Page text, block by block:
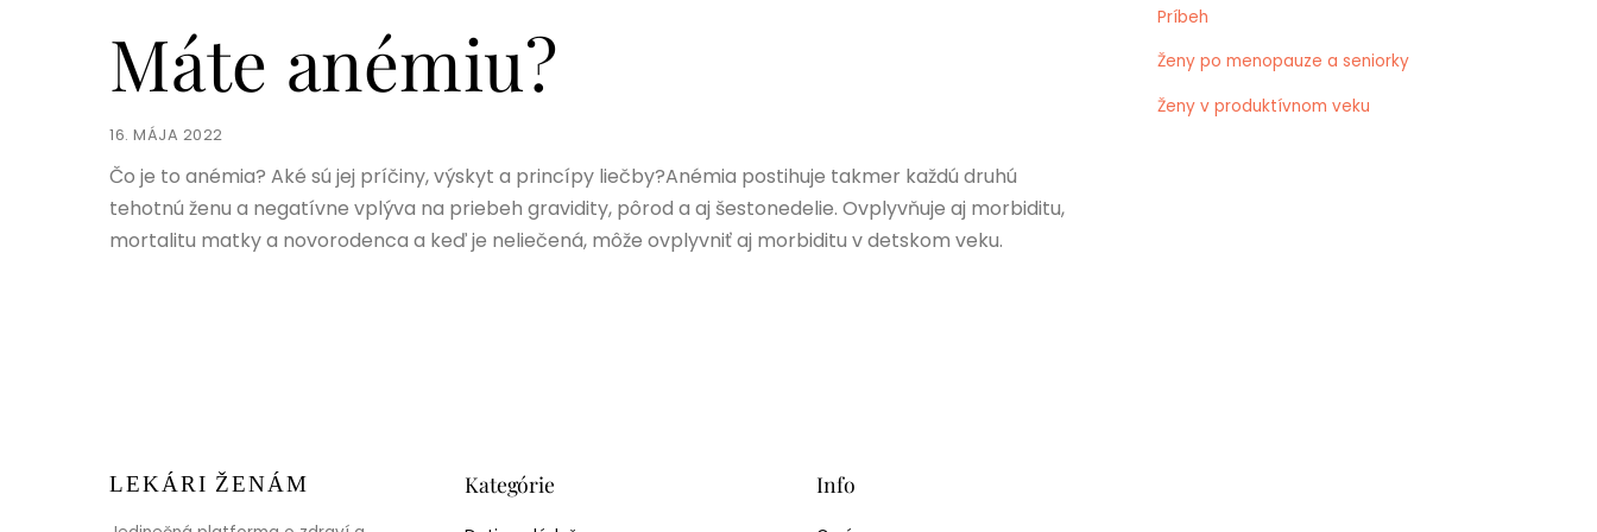
16. MÁJA 2022
Máte anémiu?
Čo je to anémia? Aké sú jej príčiny, výskyt a princípy liečby?Anémia postihuje takmer každú druhú
tehotnú ženu a negatívne vplýva na priebeh gravidity, pôrod a aj šestonedelie. Ovplyvňuje aj morbiditu,
mortalitu matky a novorodenca a keď je neliečená, môže ovplyvniť aj morbiditu v detskom veku.
Príbeh
Ženy po menopauze a seniorky
Ženy v produktívnom veku
LEKÁRI ŽENÁM Kategórie Info